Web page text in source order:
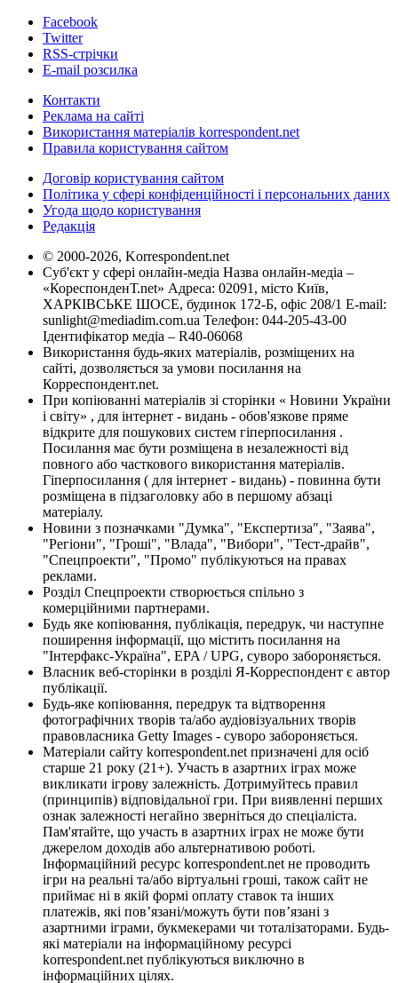
Facebook
Twitter
RSS-стрічки
E-mail розсилка
Контакти
Реклама на сайті
Використання матеріалів korrespondent.net
Правила користування сайтом
Договір користування сайтом
Політика у сфері конфіденційності і персональних даних
Угода щодо користування
Редакція
© 2000-2026, Korrespondent.net
Суб'єкт у сфері онлайн-медіа Назва онлайн-медіа –
«КореспонденТ.net» Адреса: 02091, місто Київ,
ХАРКІВСЬКЕ ШОСЕ, будинок 172-Б, офіс 208/1 E-mail:
sunlight@mediadim.com.ua Телефон: 044-205-43-00
Ідентифікатор медіа – R40-06068
Використання будь-яких матеріалів, розміщених на
сайті, дозволяється за умови посилання на
Корреспондент.net.
При копіюванні матеріалів зі сторінки « Новини України
і світу» , для інтернет - видань - обов'язкове пряме
відкрите для пошукових систем гіперпосилання .
Посилання має бути розміщена в незалежності від
повного або часткового використання матеріалів.
Гіперпосилання ( для інтернет - видань) - повинна бути
розміщена в підзаголовку або в першому абзаці
матеріалу.
Новини з позначками "Думка", "Експертиза", "Заява",
"Регіони", "Гроші", "Влада", "Вибори", "Тест-драйв",
"Спецпроекти", "Промо" публікуються на правах
реклами.
Розділ Спецпроекти створюється спільно з
комерційними партнерами.
Будь яке копіювання, публікація, передрук, чи наступне
поширення інформації, що містить посилання на
"Інтерфакс-Україна", EPA / UPG, суворо забороняється.
Власник веб-сторінки в розділі Я-Корреспондент є автор
публікації.
Будь-яке копіювання, передрук та відтворення
фотографічних творів та/або аудіовізуальних творів
правовласника Getty Images - суворо забороняється.
Матеріали сайту korrespondent.net призначені для осіб
старше 21 року (21+). Участь в азартних іграх може
викликати ігрову залежність. Дотримуйтесь правил
(принципів) відповідальної гри. При виявленні перших
ознак залежності негайно зверніться до спеціаліста.
Пам'ятайте, що участь в азартних іграх не може бути
джерелом доходів або альтернативою роботі.
Інформаційний ресурс korrespondent.net не проводить
ігри на реальні та/або віртуальні гроші, також сайт не
приймає ні в якій формі оплату ставок та інших
платежів, які пов’язані/можуть бути пов’язані з
азартними іграми, букмекерами чи тоталізаторами. Будь-
які матеріали на інформаційному ресурсі
korrespondent.net публікуються виключно в
інформаційних цілях.